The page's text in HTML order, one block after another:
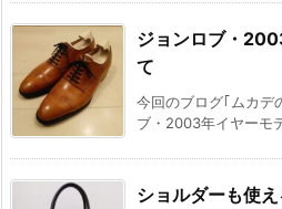
ジョンロブ・
て
今回のブログ｢ムカデ
ブ・2003年イヤーモ
ショルダーも使